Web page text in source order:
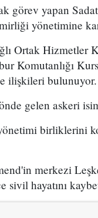
görev yapan
yönetimine
Ortak Hizmetler
Komutanlığı
ilişkileri bulunuyor.
gelen askeri
birliklerini
merkezi
sivil hayatını